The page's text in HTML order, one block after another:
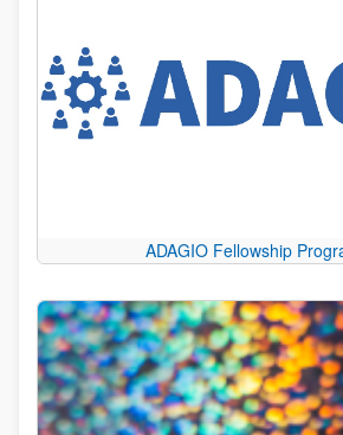
ADAGIO Fellowship